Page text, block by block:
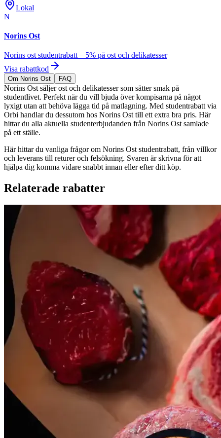
Lokal
N
Norins Ost
Norins ost studentrabatt – 5% på ost och delikatesser
Visa rabattkod
Om Norins Ost FAQ
Norins Ost säljer ost och delikatesser som sätter smak på
studentlivet. Perfekt när du vill bjuda över kompisarna på något
lyxigt utan att behöva lägga tid på matlagning. Med studentrabatt via
Orbi handlar du dessutom hos Norins Ost till ett extra bra pris. Här
hittar du alla aktuella studenterbjudanden från Norins Ost samlade
på ett ställe.
Här hittar du vanliga frågor om Norins Ost studentrabatt, från villkor
och leverans till returer och felsökning. Svaren är skrivna för att
hjälpa dig komma vidare snabbt innan eller efter ditt köp.
Relaterade rabatter